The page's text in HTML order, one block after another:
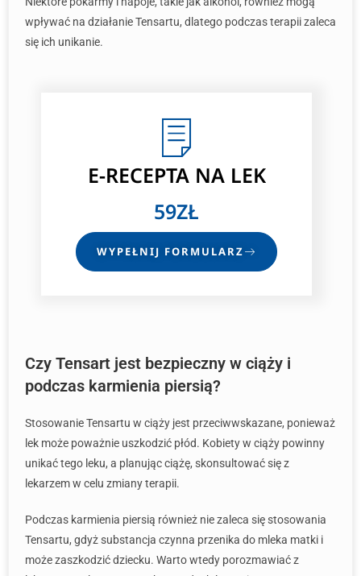
wpływać na działanie Tensartu, dlatego podczas terapii zaleca
się ich unikanie.
E-RECEPTA NA LEK
59ZŁ
WYPEŁNIJ FORMULARZ
Czy Tensart jest bezpieczny w ciąży i
podczas karmienia piersią?
Stosowanie Tensartu w ciąży jest przeciwwskazane, ponieważ
lek może poważnie uszkodzić płód. Kobiety w ciąży powinny
unikać tego leku, a planując ciążę, skonsultować się z
lekarzem w celu zmiany terapii.
Podczas karmienia piersią również nie zaleca się stosowania
Tensartu, gdyż substancja czynna przenika do mleka matki i
może zaszkodzić dziecku. Warto wtedy porozmawiać z